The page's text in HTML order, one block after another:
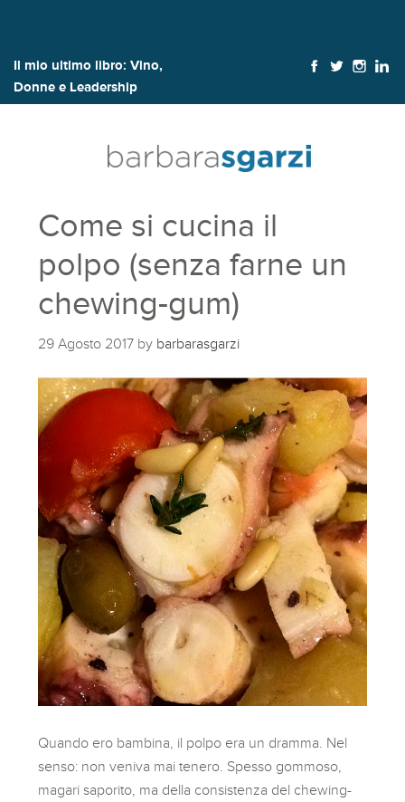
Il mio ultimo libro: Vino,
Donne e Leadership
Come si cucina il
polpo (senza farne un
chewing-gum)
29 Agosto 2017 by barbarasgarzi
Quando ero bambina, il polpo era un dramma. Nel
senso: non veniva mai tenero. Spesso gommoso,
magari saporito, ma della consistenza del chewing-